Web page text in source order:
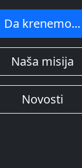
Da krenemo...
Naša misija
Novosti